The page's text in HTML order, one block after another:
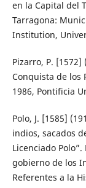
en la Capital del
Tarragona:
Institution,
Pizarro, P.
Conquista de los
1986, Pontificia
Polo, J. [1585]
indios, sacados
Licenciado
gobierno de los
Referentes a la